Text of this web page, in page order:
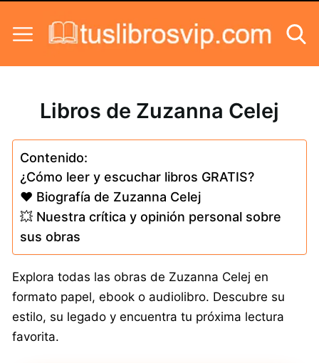
Libros de Zuzanna Celej
Contenido:
¿Cómo leer y escuchar libros GRATIS?
❤️ Biografía de Zuzanna Celej
💥 Nuestra crítica y opinión personal sobre
sus obras
Explora todas las obras de Zuzanna Celej en
formato papel, ebook o audiolibro. Descubre su
estilo, su legado y encuentra tu próxima lectura
favorita.